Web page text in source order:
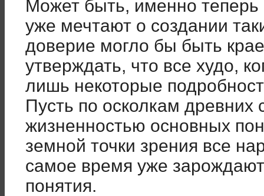
Может быть, именно
уже мечтают о создании
доверие могло бы быть
утверждать, что все худо,
лишь некоторые
Пусть по осколкам
жизненностью основных
земной точки зрения все
самое время уже
понятия.